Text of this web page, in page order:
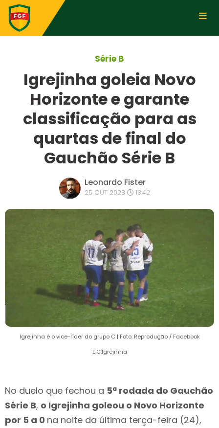
Série B
Igrejinha goleia Novo
Horizonte e garante
classificação para as
quartas de final do
Gauchão Série B
Leonardo Fister
25 OUT 2023 13:42
Igrejinha é o vice-líder do grupo C | Foto: Reprodução / Facebook
E.C.Igrejinha
No duelo que fechou a 5ª rodada do Gauchão
Série B, o Igrejinha goleou o Novo Horizonte
por 5 a 0 na noite da última terça-feira (24),